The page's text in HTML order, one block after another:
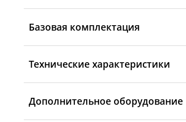
Базовая комплектация
Технические характеристики
Дополнительное оборудование